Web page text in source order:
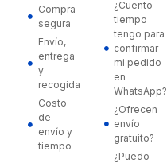
Compra
segura
Envío,
entrega
y
recogida
Costo
de
envío y
tiempo
¿Cuento
tiempo
tengo para
confirmar
mi pedido
en
WhatsApp?
¿Ofrecen
envío
gratuito?
¿Puedo